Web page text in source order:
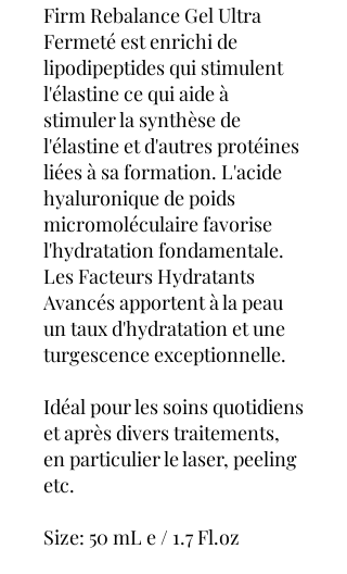
Firm Rebalance Gel Ultra
Fermeté est enrichi de
lipodipeptides qui stimulent
l'élastine ce qui aide à
stimuler la synthèse de
l'élastine et d'autres protéines
liées à sa formation. L'acide
hyaluronique de poids
micromoléculaire favorise
l'hydratation fondamentale.
Les Facteurs Hydratants
Avancés apportent à la peau
un taux d'hydratation et une
turgescence exceptionnelle.
Idéal pour les soins quotidiens
et après divers traitements,
en particulier le laser, peeling
etc.
Size: 50 mL e / 1.7 Fl.oz